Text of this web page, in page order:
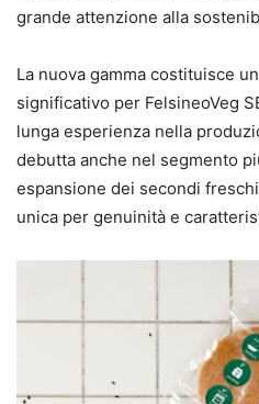
grande attenzione alla
La nuova gamma costituisce
significativo per FelsineoVeg
lunga esperienza nella
debutta anche nel segmento
espansione dei secondi
unica per genuinità e